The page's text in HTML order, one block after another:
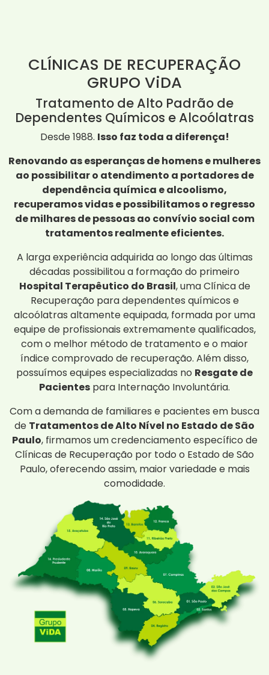
CLÍNICAS DE RECUPERAÇÃO
GRUPO ViDA
Tratamento de Alto Padrão de
Dependentes Químicos e Alcoólatras
Desde 1988. Isso faz toda a diferença!
Renovando as esperanças de homens e mulheres
ao possibilitar o atendimento a portadores de
dependência química e alcoolismo,
recuperamos vidas e possibilitamos o regresso
de milhares de pessoas ao convívio social com
tratamentos realmente eficientes.
A larga experiência adquirida ao longo das últimas
décadas possibilitou a formação do primeiro
Hospital Terapêutico do Brasil, uma Clínica de
Recuperação para dependentes químicos e
alcoólatras altamente equipada, formada por uma
equipe de profissionais extremamente qualificados,
com o melhor método de tratamento e o maior
índice comprovado de recuperação. Além disso,
possuímos equipes especializadas no Resgate de
Pacientes para Internação Involuntária.
Com a demanda de familiares e pacientes em busca
de Tratamentos de Alto Nível no Estado de São
Paulo, firmamos um credenciamento específico de
Clínicas de Recuperação por todo o Estado de São
Paulo, oferecendo assim, maior variedade e mais
comodidade.